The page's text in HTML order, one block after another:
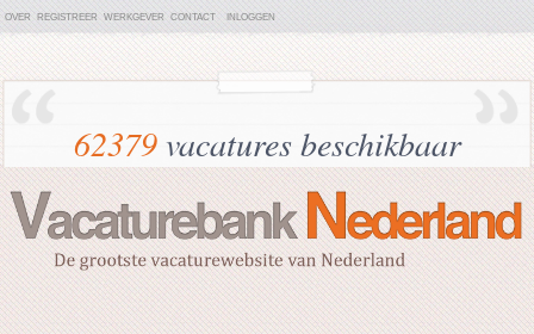
OVER REGISTREER WERKGEVER CONTACT INLOGGEN
62379vacatures beschikbaar